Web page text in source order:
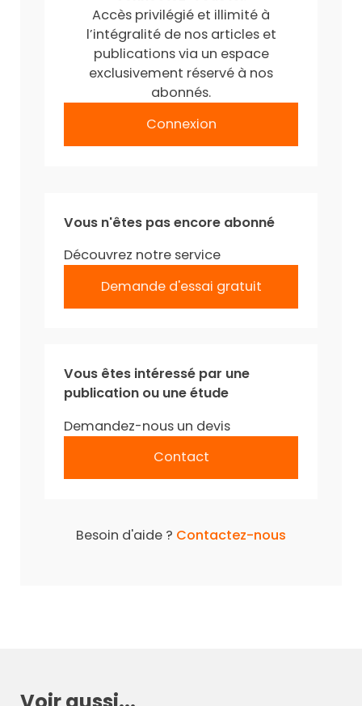
Accès privilégié et illimité à
l’intégralité de nos articles et
publications via un espace
exclusivement réservé à nos
abonnés.
Connexion
Vous n'êtes pas encore abonné
Découvrez notre service
Demande d'essai gratuit
Vous êtes intéressé par une
publication ou une étude
Demandez-nous un devis
Contact
Besoin d'aide ? Contactez-nous